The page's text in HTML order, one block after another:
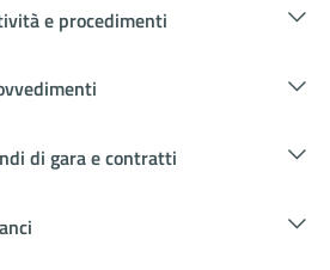
e procedimenti
di gara e contratti